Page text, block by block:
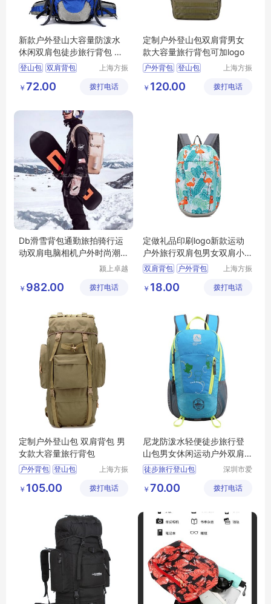
新款户外登山大容量防泼水
休闲双肩包徒步旅行背包 定
做可加logo
登山包 双肩背包
休闲背包
上海方振
有限公司
￥ 72.00 拨打电话
定制户外登山包双肩背男女
款大容量旅行背包可加logo
户外背包 登山包
徒步背包
上海方振
有限公司
￥ 120.00 拨打电话
Db滑雪背包通勤旅拍骑行运
动双肩电脑相机户外时尚潮
颍上卓越
有限公司
￥ 982.00 拨打电话
定做礼品印刷logo新款运动
户外旅行双肩包男女双肩小
背包
双肩背包
户外背包
旅行背包
上海方振
有限公司
￥ 18.00 拨打电话
定制户外登山包 双肩背包 男
女款大容量旅行背包
户外背包 登山包
运动背包
上海方振
有限公司
￥ 105.00 拨打电话
尼龙防泼水轻便徒步旅行登
山包男女休闲运动户外双肩
背包批量定做
徒步旅行登山包
户外双肩背包批量定做
休闲背包定制
深圳市爱
用品有限
￥ 70.00 拨打电话